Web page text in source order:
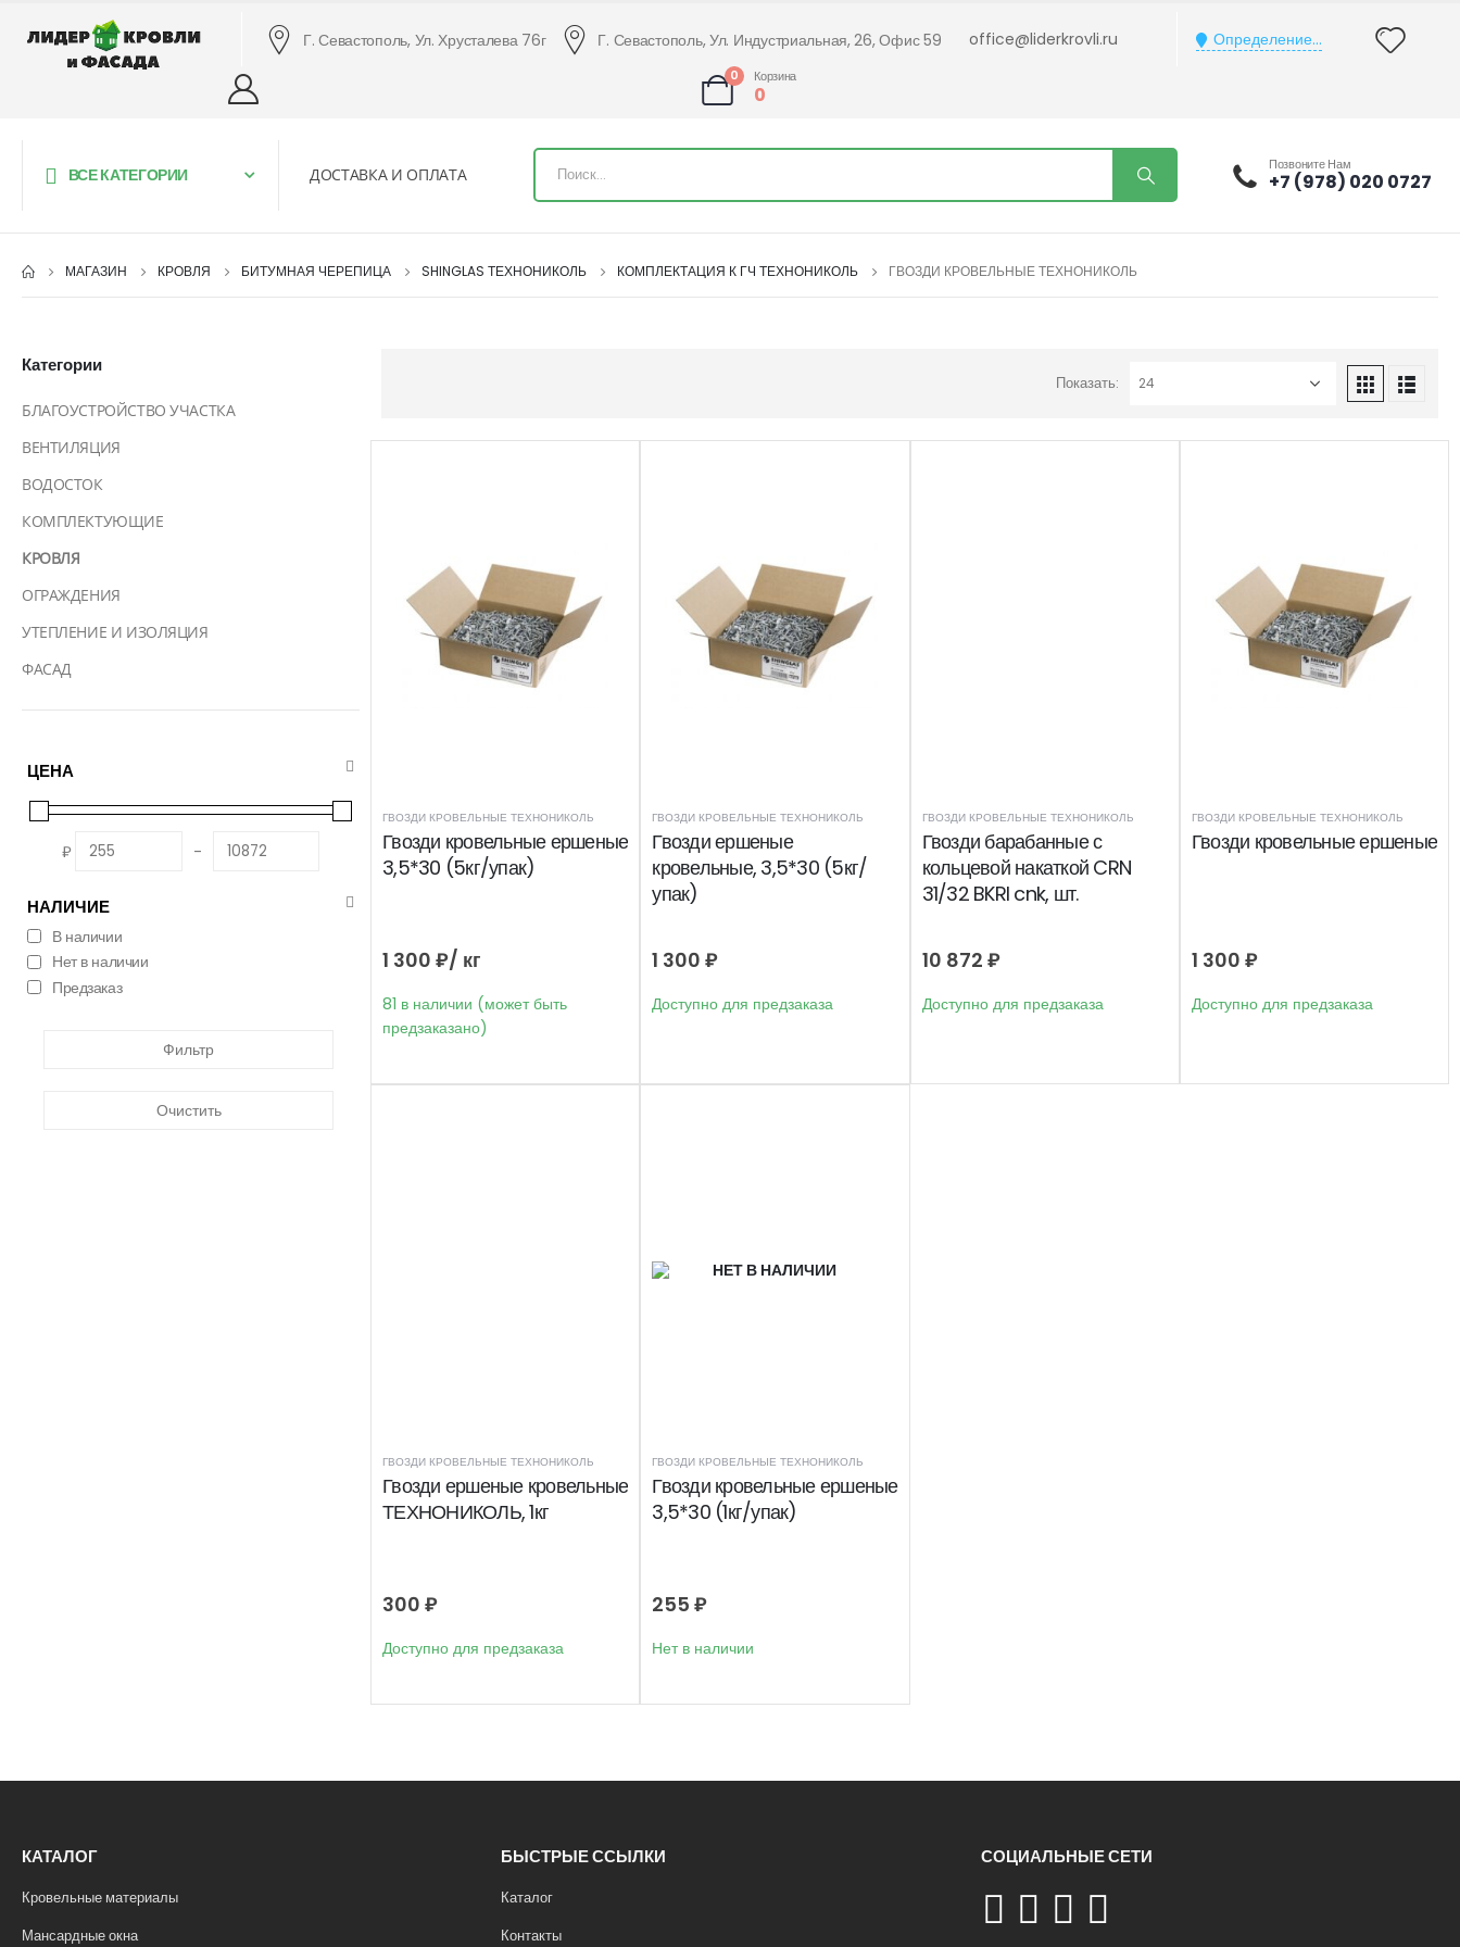
Г. Севастополь, Ул. Хрусталева 76г Г. Севастополь, Ул. Индустриальная, 26, Офис 59 office@liderkrovli.ru Определение...
0 Корзина
0
ВСЕ КАТЕГОРИИ ДОСТАВКА И ОПЛАТА
Позвоните Нам
+7 (978) 020 0727
МАГАЗИН КРОВЛЯ БИТУМНАЯ ЧЕРЕПИЦА SHINGLAS ТЕХНОНИКОЛЬ КОМПЛЕКТАЦИЯ К ГЧ ТЕХНОНИКОЛЬ ГВОЗДИ КРОВЕЛЬНЫЕ ТЕХНОНИКОЛЬ
Показать:
ГВОЗДИ КРОВЕЛЬНЫЕ ТЕХНОНИКОЛЬ
Гвозди кровельные ершеные
3,5*30 (5кг/упак)
1 300 ₽/ кг
81 в наличии (может быть
предзаказано)
ГВОЗДИ КРОВЕЛЬНЫЕ ТЕХНОНИКОЛЬ
Гвозди ершеные
кровельные, 3,5*30 (5кг/
упак)
1 300₽
Доступно для предзаказа
ГВОЗДИ КРОВЕЛЬНЫЕ ТЕХНОНИКОЛЬ
Гвозди барабанные с
кольцевой накаткой CRN
31/32 BKRI cnk, шт.
10 872 ₽
Доступно для предзаказа
ГВОЗДИ КРОВЕЛЬНЫЕ ТЕХНОНИКОЛЬ
Гвозди кровельные ершеные
1 300 ₽
Доступно для предзаказа
ГВОЗДИ КРОВЕЛЬНЫЕ ТЕХНОНИКОЛЬ
Гвозди ершеные кровельные
ТЕХНОНИКОЛЬ, 1кг
300 ₽
Доступно для предзаказа
НЕТ В НАЛИЧИИ
ГВОЗДИ КРОВЕЛЬНЫЕ ТЕХНОНИКОЛЬ
Гвозди кровельные ершеные
3,5*30 (1кг/упак)
255₽
Нет в наличии
Категории
БЛАГОУСТРОЙСТВО УЧАСТКА
ВЕНТИЛЯЦИЯ
ВОДОСТОК
КОМПЛЕКТУЮЩИЕ
КРОВЛЯ
ОГРАЖДЕНИЯ
УТЕПЛЕНИЕ И ИЗОЛЯЦИЯ
ФАСАД
ЦЕНА
₽ -
НАЛИЧИЕ
В наличии
Нет в наличии
Предзаказ
Фильтр
Очистить
КАТАЛОГ
Кровельные материалы
Мансардные окна
БЫСТРЫЕ ССЫЛКИ
Каталог
Контакты
СОЦИАЛЬНЫЕ СЕТИ